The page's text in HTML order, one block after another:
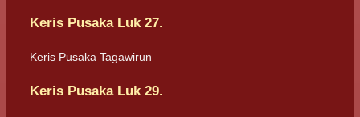
Keris Pusaka Luk 27.
Keris Pusaka Tagawirun
Keris Pusaka Luk 29.